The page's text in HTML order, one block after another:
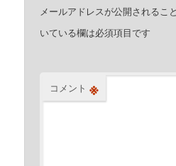
メールアドレスが公開されるこ
いている欄は必須項目です
コメント ※